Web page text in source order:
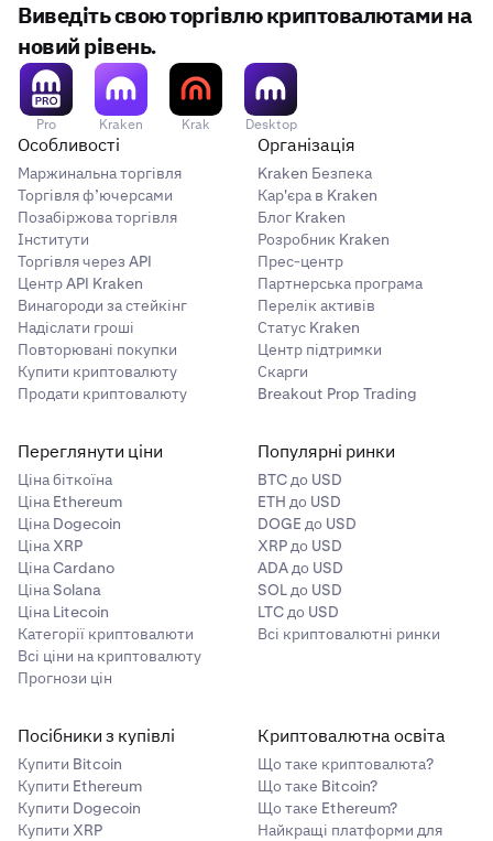
Виведіть свою торгівлю криптовалютами на
новий рівень.
Pro Kraken Krak Desktop
Особливості
Маржинальна торгівля
Торгівля ф’ючерсами
Позабіржова торгівля
Інститути
Торгівля через API
Центр API Kraken
Винагороди за стейкінг
Надіслати гроші
Повторювані покупки
Купити криптовалюту
Продати криптовалюту
Організація
Kraken Безпека
Кар'єра в Kraken
Блог Kraken
Розробник Kraken
Прес-центр
Партнерська програма
Перелік активів
Статус Kraken
Центр підтримки
Скарги
Breakout Prop Trading
Переглянути ціни
Ціна біткоїна
Ціна Ethereum
Ціна Dogecoin
Ціна XRP
Ціна Cardano
Ціна Solana
Ціна Litecoin
Категорії криптовалюти
Всі ціни на криптовалюту
Прогнози цін
Популярні ринки
BTC до USD
ETH до USD
DOGE до USD
XRP до USD
ADA до USD
SOL до USD
LTC до USD
Всі криптовалютні ринки
Посібники з купівлі
Купити Bitcoin
Купити Ethereum
Купити Dogecoin
Купити XRP
Криптовалютна освіта
Що таке криптовалюта?
Що таке Bitcoin?
Що таке Ethereum?
Найкращі платформи для